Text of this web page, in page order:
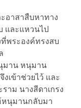
อาสาสืบหาทาง
และแหวนไป
พระองค์ทรงสบ
มาน หนุมาน
เข้าช่วยไว้ และ
าม นางสีดาเกรง
หนุมานกลับมา